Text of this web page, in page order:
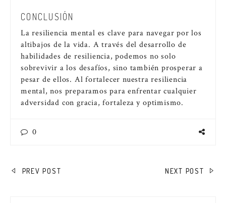
CONCLUSIÓN
La resiliencia mental es clave para navegar por los
altibajos de la vida. A través del desarrollo de
habilidades de resiliencia, podemos no solo
sobrevivir a los desafíos, sino también prosperar a
pesar de ellos. Al fortalecer nuestra resiliencia
mental, nos preparamos para enfrentar cualquier
adversidad con gracia, fortaleza y optimismo.
0
NAVEGACIÓN
PREV POST NEXT POST